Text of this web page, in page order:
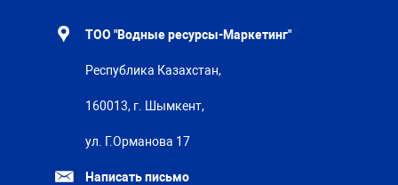
ТОО "Водные ресурсы-Маркетинг"
Республика Казахстан,
160013, г. Шымкент,
ул. Г.Орманова 17
Написать письмо